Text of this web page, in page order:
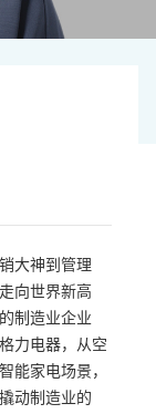
大神到管理
向世界新高
制造业企业
力电器，从空
能家电场景，
动制造业的